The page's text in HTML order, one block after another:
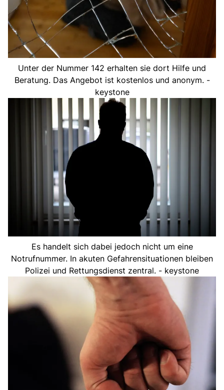
Unter der Nummer 142 erhalten sie dort Hilfe und
Beratung. Das Angebot ist kostenlos und anonym. -
keystone
Es handelt sich dabei jedoch nicht um eine
Notrufnummer. In akuten Gefahrensituationen bleiben
Polizei und Rettungsdienst zentral. - keystone